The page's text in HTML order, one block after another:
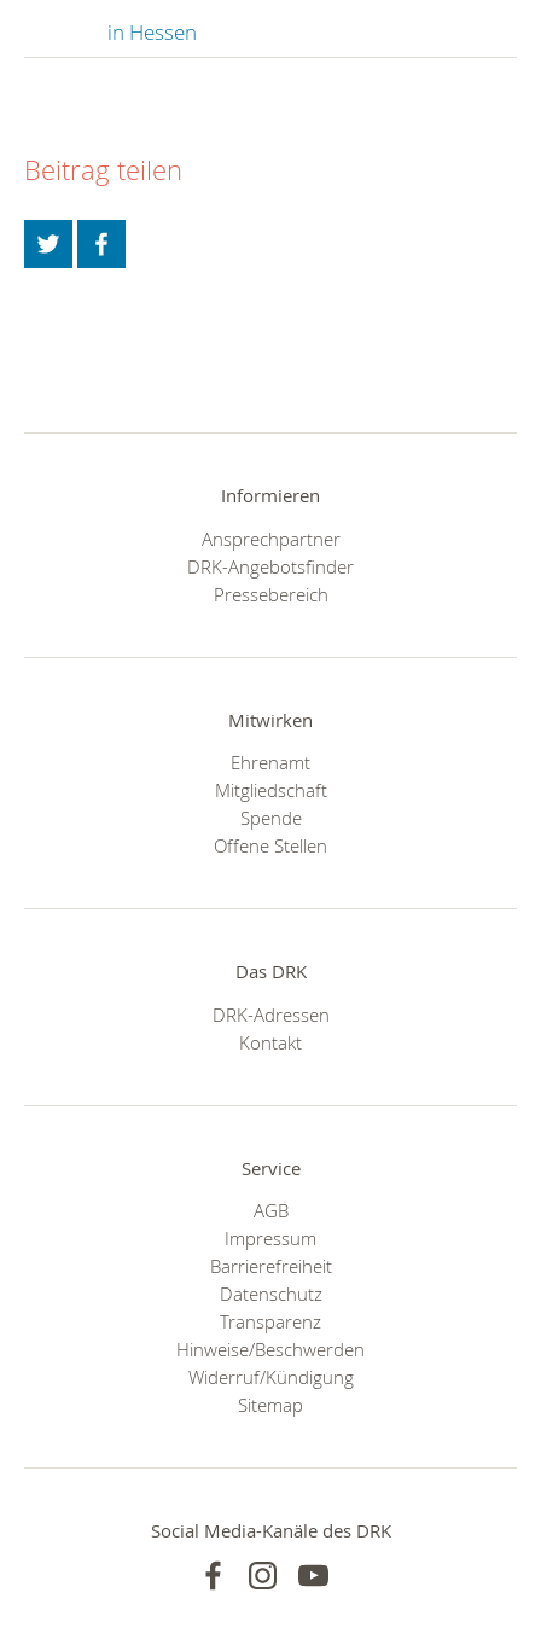
in Hessen
Beitrag teilen
Informieren
Ansprechpartner
DRK-Angebotsfinder
Pressebereich
Mitwirken
Ehrenamt
Mitgliedschaft
Spende
Offene Stellen
Das DRK
DRK-Adressen
Kontakt
Service
AGB
Impressum
Barrierefreiheit
Datenschutz
Transparenz
Hinweise/Beschwerden
Widerruf/Kündigung
Sitemap
Social Media-Kanäle des DRK